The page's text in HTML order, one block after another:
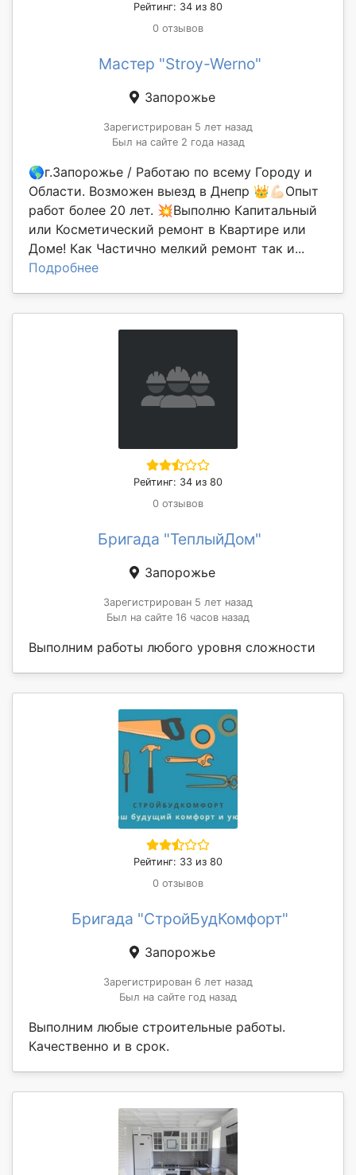
Рейтинг: 34 из 80
0 отзывов
Мастер "Stroy-Werno"
Запорожье
Зарегистрирован 5 лет назад
Был на сайте 2 года назад
🌎г.Запорожье / Работаю по всему Городу и
Области. Возможен выезд в Днепр 👑💪🏻Опыт
работ более 20 лет. 💥Выполню Капитальный
или Косметический ремонт в Квартире или
Доме! Как Частично мелкий ремонт так и...
Подробнее
Рейтинг: 34 из 80
0 отзывов
Бригада "ТеплыйДом"
Запорожье
Зарегистрирован 5 лет назад
Был на сайте 16 часов назад
Выполним работы любого уровня сложности
Рейтинг: 33 из 80
0 отзывов
Бригада "СтройБудКомфорт"
Запорожье
Зарегистрирован 6 лет назад
Был на сайте год назад
Выполним любые строительные работы.
Качественно и в срок.